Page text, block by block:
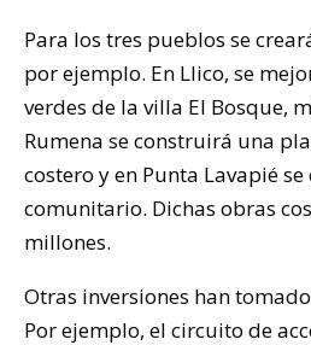
Para los tres pueblos se
por ejemplo. En Llico, se
verdes de la villa El Bosque,
Rumena se construirá una
costero y en Punta Lavapié
comunitario. Dichas obras
millones.
Otras inversiones han
Por ejemplo, el circuito de